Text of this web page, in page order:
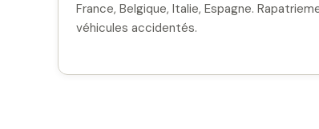
France, Belgique, Italie, Espagne.
véhicules accidentés.